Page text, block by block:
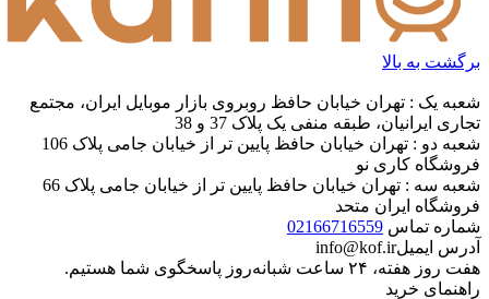
برگشت به بالا
شعبه یک : تهران خیابان حافظ روبروی بازار موبایل ایران، مجتمع
تجاری ایرانیان، طبقه منفی یک پلاک 37 و 38
شعبه دو : تهران خیابان حافظ پایین تر از خیابان جامی پلاک 106
فروشگاه کاری نو
شعبه سه : تهران خیابان حافظ پایین تر از خیابان جامی پلاک 66
فروشگاه ایران متحد
شماره تماس 02166716559
آدرس ایمیلinfo@kof.ir
هفت روز هفته، ۲۴ ساعت شبانه‌روز پاسخگوی شما هستیم.
راهنمای خرید